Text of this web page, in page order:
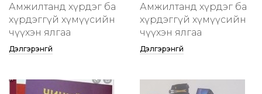
Амжилтанд хүрдэг ба
хүрдэггүй хүмүүсийн
өчүүхэн ялгаа
Дэлгэрэнгүй
Амжилтанд хүрдэг ба
хүрдэггүй хүмүүсийн
өчүүхэн ялгаа
Дэлгэрэнгүй